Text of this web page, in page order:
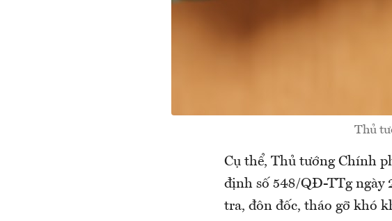
Thủ
Cụ thể, Thủ tướng Chính
định số 548/QĐ-TTg ngày
tra, đôn đốc, tháo gỡ khó